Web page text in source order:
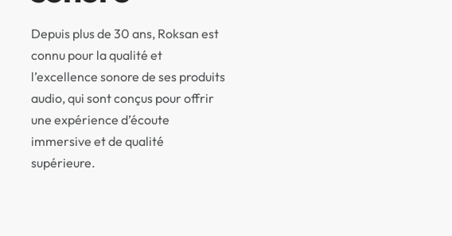
Depuis plus de 30 ans, Roksan est
connu pour la qualité et
l’excellence sonore de ses produits
audio, qui sont conçus pour offrir
une expérience d’écoute
immersive et de qualité
supérieure.